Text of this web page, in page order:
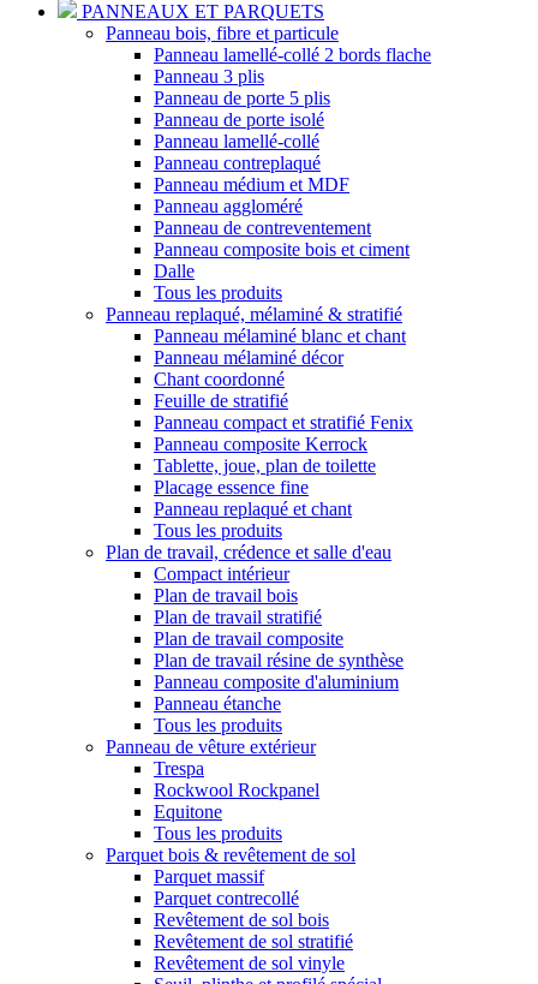
PANNEAUX ET PARQUETS
Panneau bois, fibre et particule
Panneau lamellé-collé 2 bords flache
Panneau 3 plis
Panneau de porte 5 plis
Panneau de porte isolé
Panneau lamellé-collé
Panneau contreplaqué
Panneau médium et MDF
Panneau aggloméré
Panneau de contreventement
Panneau composite bois et ciment
Dalle
Tous les produits
Panneau replaqué, mélaminé & stratifié
Panneau mélaminé blanc et chant
Panneau mélaminé décor
Chant coordonné
Feuille de stratifié
Panneau compact et stratifié Fenix
Panneau composite Kerrock
Tablette, joue, plan de toilette
Placage essence fine
Panneau replaqué et chant
Tous les produits
Plan de travail, crédence et salle d'eau
Compact intérieur
Plan de travail bois
Plan de travail stratifié
Plan de travail composite
Plan de travail résine de synthèse
Panneau composite d'aluminium
Panneau étanche
Tous les produits
Panneau de vêture extérieur
Trespa
Rockwool Rockpanel
Equitone
Tous les produits
Parquet bois & revêtement de sol
Parquet massif
Parquet contrecollé
Revêtement de sol bois
Revêtement de sol stratifié
Revêtement de sol vinyle